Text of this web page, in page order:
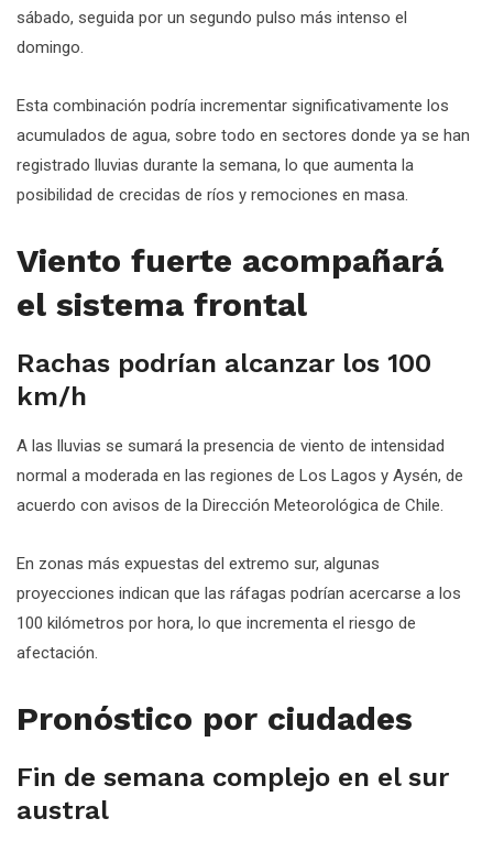
sábado, seguida por un segundo pulso más intenso el
domingo.
Esta combinación podría incrementar significativamente los
acumulados de agua, sobre todo en sectores donde ya se han
registrado lluvias durante la semana, lo que aumenta la
posibilidad de crecidas de ríos y remociones en masa.
Viento fuerte acompañará
el sistema frontal
Rachas podrían alcanzar los 100
km/h
A las lluvias se sumará la presencia de viento de intensidad
normal a moderada en las regiones de Los Lagos y Aysén, de
acuerdo con avisos de la Dirección Meteorológica de Chile.
En zonas más expuestas del extremo sur, algunas
proyecciones indican que las ráfagas podrían acercarse a los
100 kilómetros por hora, lo que incrementa el riesgo de
afectación.
Pronóstico por ciudades
Fin de semana complejo en el sur
austral